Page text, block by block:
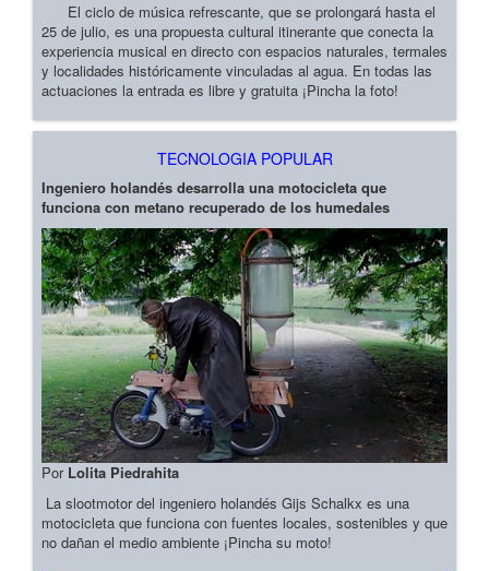
El ciclo de música refrescante, que se prolongará hasta el
25 de julio, es una propuesta cultural itinerante que conecta la
experiencia musical en directo con espacios naturales, termales
y localidades históricamente vinculadas al agua. En todas las
actuaciones la entrada es libre y gratuita ¡Pincha la foto!
TECNOLOGIA POPULAR
Ingeniero holandés desarrolla una motocicleta que
funciona con metano recuperado de los humedales
Por Lolita Piedrahita
La slootmotor del ingeniero holandés Gijs Schalkx es una
motocicleta que funciona con fuentes locales, sostenibles y que
no dañan el medio ambiente ¡Pincha su moto!